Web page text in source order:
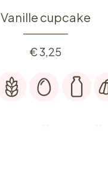
Vanille cupcake
€3,25